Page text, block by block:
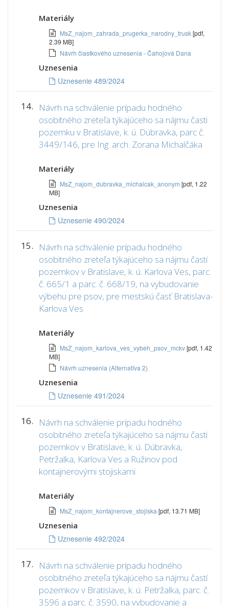
Materiály
MsZ_najom_zahrada_prugerka_narodny_trusk[pdf,
2.39 MB]
Návrh čiastkového uznesenia - Čahojová Dana
Uznesenia
Uznesenie 489/2024
14.
Návrh na schválenie prípadu hodného
osobitného zreteľa týkajúceho sa nájmu časti
pozemku v Bratislave, k. ú. Dúbravka, parc č.
3449/146, pre Ing. arch. Zorana Michalčáka
Materiály
MsZ_najom_dubravka_michalcak_anonym [pdf, 1.22
MB]
Uznesenia
Uznesenie 490/2024
15.
Návrh na schválenie prípadu hodného
osobitného zreteľa týkajúceho sa nájmu častí
pozemkov v Bratislave, k. ú. Karlova Ves, parc.
č. 665/1 a parc. č. 668/19, na vybudovanie
výbehu pre psov, pre mestskú časť Bratislava-
Karlova Ves
Materiály
MsZ_najom_karlova_ves_vybeh_psov_mckv[pdf, 1.42
MB]
Návrh uznesenia (Alternatíva 2)
Uznesenia
Uznesenie 491/2024
16.
Návrh na schválenie prípadu hodného
osobitného zreteľa týkajúceho sa nájmu časti
pozemkov v Bratislave, k. ú. Dúbravka,
Petržalka, Karlova Ves a Ružinov pod
kontajnerovými stojiskami
Materiály
MsZ_najom_kontajnerove_stojiska [pdf, 13.71 MB]
Uznesenia
Uznesenie 492/2024
17.
Návrh na schválenie prípadu hodného
osobitného zreteľa týkajúceho sa nájmu častí
pozemkov v Bratislave, k. ú. Petržalka, parc. č.
3596 a parc. č. 3590, na vybudovanie a